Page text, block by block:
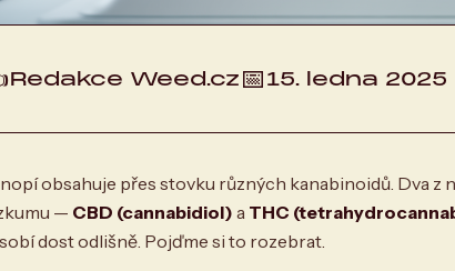
Redakce Weed.cz📅15. ledna 2025
obsahuje přes stovku různých kanabinoidů. Dva
— CBD (cannabidiol) a THC
dost odlišně. Pojďme si to rozebrat.